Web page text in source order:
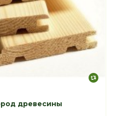
древесины